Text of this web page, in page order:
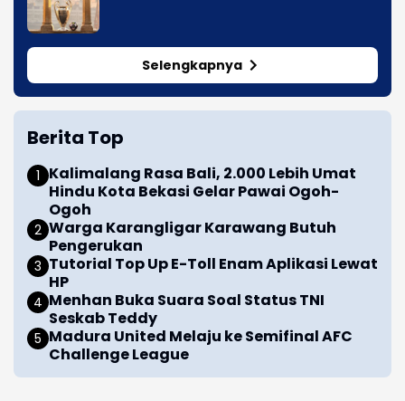
Selengkapnya
Berita Top
Kalimalang Rasa Bali, 2.000 Lebih Umat
Hindu Kota Bekasi Gelar Pawai Ogoh-
Ogoh
Warga Karangligar Karawang Butuh
Pengerukan
Tutorial Top Up E-Toll Enam Aplikasi Lewat
HP
Menhan Buka Suara Soal Status TNI
Seskab Teddy
Madura United Melaju ke Semifinal AFC
Challenge League